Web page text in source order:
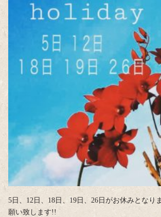
5日、12日、18日、19日、26日がお休みとなり
願い致します!!